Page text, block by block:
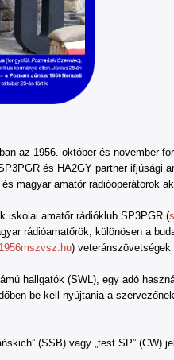
az 1956. október és november
és HA2GY partner ifjúsági
magyar amatőr rádióoperátorok
iskolai amatőr rádióklub SP3PGR (
rádióamatőrök, különösen a
)
hallgatók (SWL), egy adó
be kell nyújtania a
(SSB) vagy „test SP” (CW)